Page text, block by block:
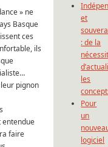
» ne
Basque
ces
ils
leur pignon
entendue
faire
et
: de la
les
Pour
un
logiciel